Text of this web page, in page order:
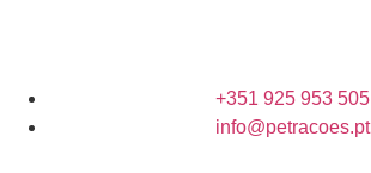
+351 925 953 505
info@petracoes.pt